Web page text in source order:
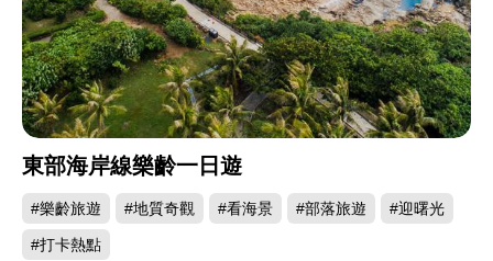
東部海岸線樂齡一日遊
#樂齡旅遊 #地質奇觀 #看海景 #部落旅遊 #迎曙光
#打卡熱點